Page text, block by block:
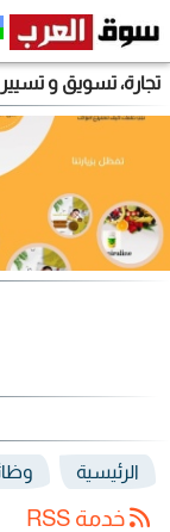
تجارة، تسويق و
الرئيسية
خدمة RSS